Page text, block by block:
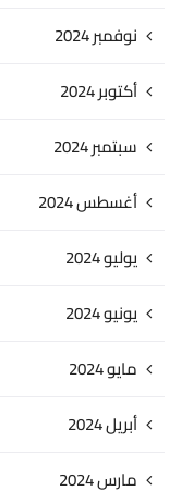
نوفمبر 2024
أكتوبر 2024
سبتمبر 2024
أغسطس 2024
يوليو 2024
يونيو 2024
مايو 2024
أبريل 2024
مارس 2024